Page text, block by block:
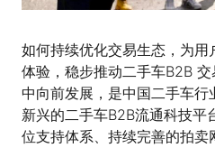
如何持续优化交易生态，为
体验，稳步推动二手车B2B
中向前发展，是中国二手车
新兴的二手车B2B流通科技平
位支持体系、持续完善的拍